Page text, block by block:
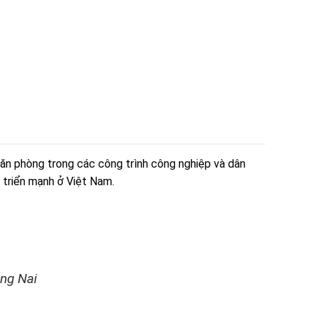
phòng trong các công trình công nghiệp và dân
mạnh ở Việt Nam.
Nai